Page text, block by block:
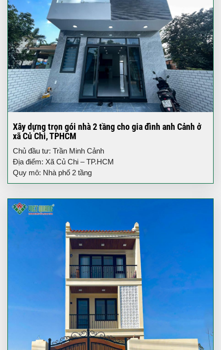
Xây dựng trọn gói nhà 2 tầng cho gia đình anh Cảnh ở
xã Củ Chi, TPHCM
Chủ đầu tư: Trần Minh Cảnh
Địa điểm: Xã Củ Chi – TP.HCM
Quy mô: Nhà phố 2 tầng